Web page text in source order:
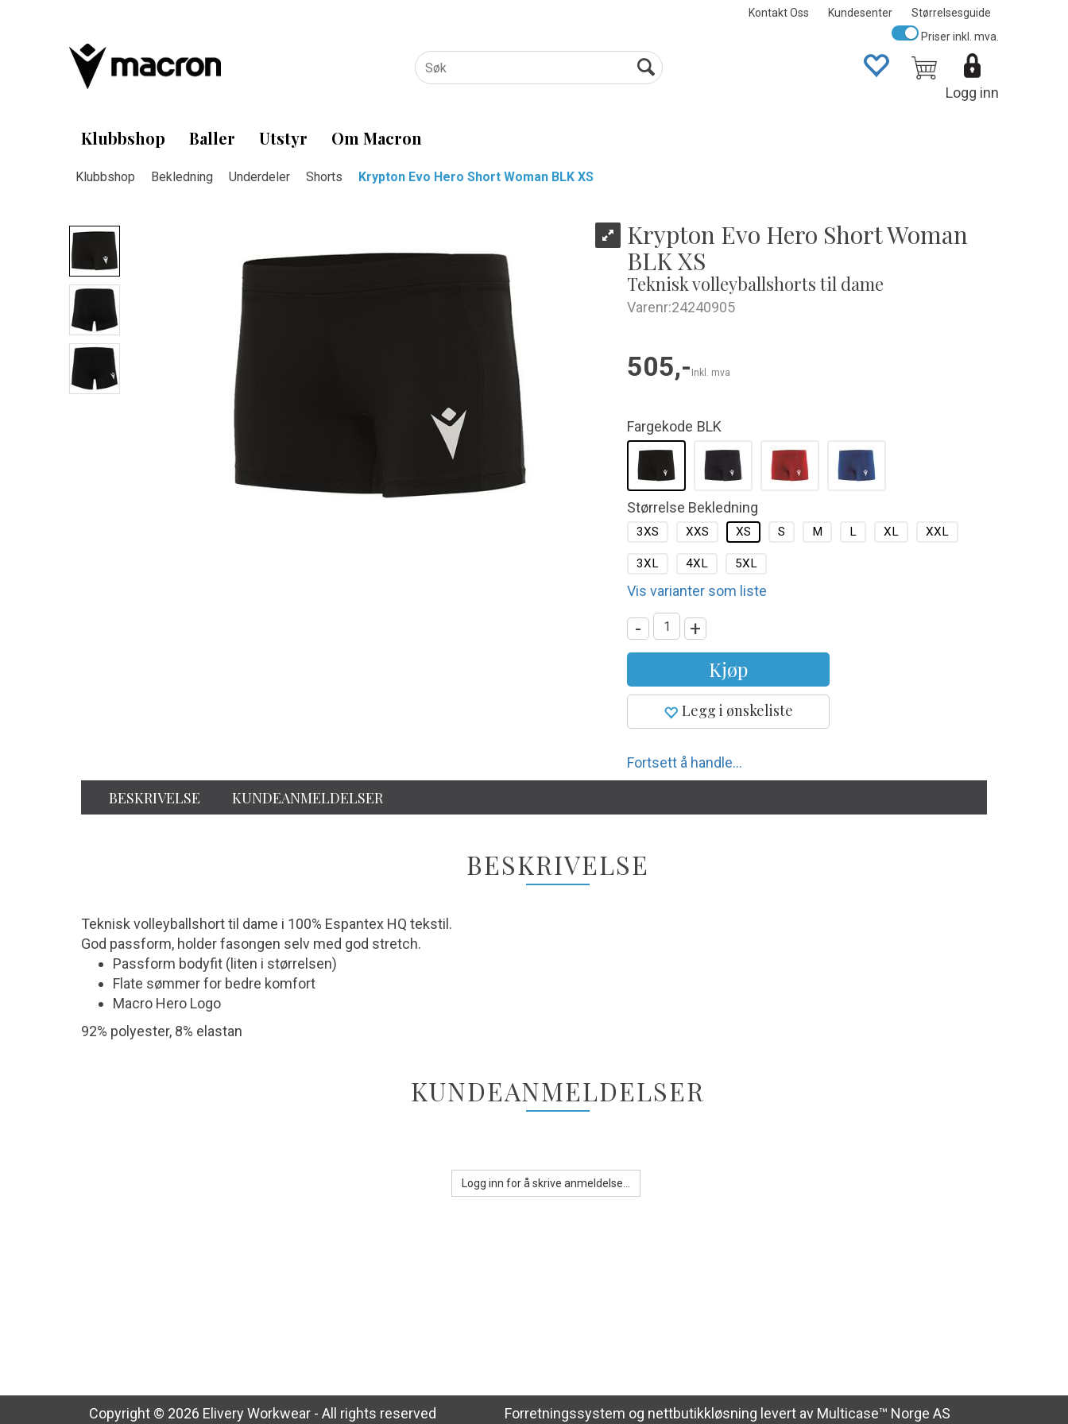
Kontakt Oss Kundesenter Størrelsesguide
Logg inn
Priser inkl. mva.
Klubbshop Baller Utstyr Om Macron
Klubbshop Bekledning Underdeler Shorts Krypton Evo Hero Short Woman BLK XS
Krypton Evo Hero Short Woman
BLK XS
Teknisk volleyballshorts til dame
Varenr:24240905
505,- Inkl. mva
Fargekode BLK
Størrelse Bekledning
3XS XXS XS S M L XL XXL
3XL 4XL 5XL
Vis varianter som liste
- +
Kjøp
Legg i ønskeliste
Fortsett å handle...
BESKRIVELSE KUNDEANMELDELSER
BESKRIVELSE
Teknisk volleyballshort til dame i 100% Espantex HQ tekstil.
God passform, holder fasongen selv med god stretch.
Passform bodyfit (liten i størrelsen)
Flate sømmer for bedre komfort
Macro Hero Logo
92% polyester, 8% elastan
KUNDEANMELDELSER
Logg inn for å skrive anmeldelse...
Copyright © 2026 Elivery Workwear - All rights reserved Forretningssystem og nettbutikkløsning levert av Multicase™ Norge AS